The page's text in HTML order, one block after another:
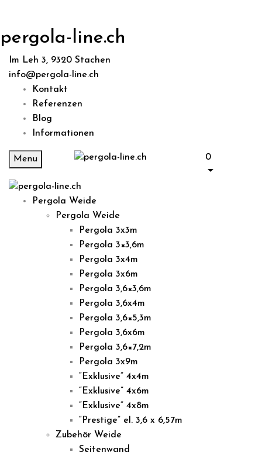
pergola-line.ch
Im Leh 3, 9320 Stachen
info@pergola-line.ch
Kontakt
Referenzen
Blog
Informationen
Menu 0
Pergola Weide
Pergola Weide
Pergola 3x3m
Pergola 3×3,6m
Pergola 3x4m
Pergola 3x6m
Pergola 3,6×3,6m
Pergola 3,6x4m
Pergola 3,6×5,3m
Pergola 3,6x6m
Pergola 3,6×7,2m
Pergola 3x9m
“Exklusive” 4x4m
“Exklusive” 4x6m
“Exklusive” 4x8m
“Prestige” el. 3,6 x 6,57m
Zubehör Weide
Seitenwand